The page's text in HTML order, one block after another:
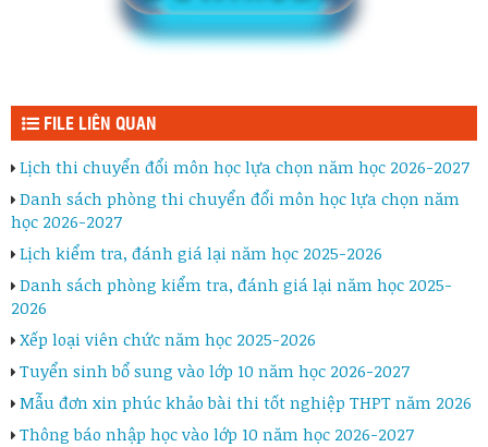
FILE LIÊN QUAN
Lịch thi chuyển đổi môn học lựa chọn năm học 2026-2027
Danh sách phòng thi chuyển đổi môn học lựa chọn năm
học 2026-2027
Lịch kiểm tra, đánh giá lại năm học 2025-2026
Danh sách phòng kiểm tra, đánh giá lại năm học 2025-
2026
Xếp loại viên chức năm học 2025-2026
Tuyển sinh bổ sung vào lớp 10 năm học 2026-2027
Mẫu đơn xin phúc khảo bài thi tốt nghiệp THPT năm 2026
Thông báo nhập học vào lớp 10 năm học 2026-2027